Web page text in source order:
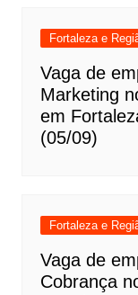
Fortaleza e
Vaga de
Marketing
em
(05/09)
Fortaleza e
Vaga de
Cobrança